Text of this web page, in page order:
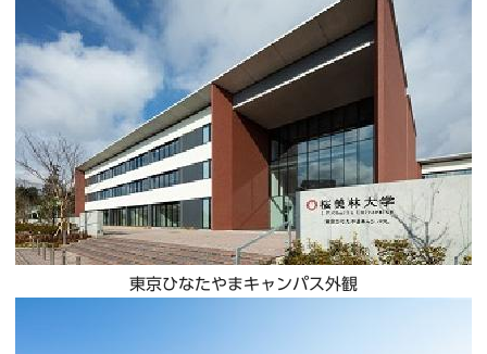
東京ひなたやまキャンパス外観